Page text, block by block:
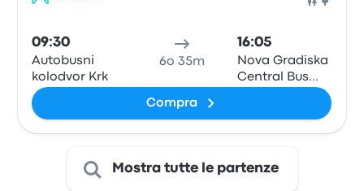
09:30
Autobusni
kolodvor Krk
6o 35m
16:05
Nova Gradiska
Central Bus
Compra
Mostra tutte le partenze